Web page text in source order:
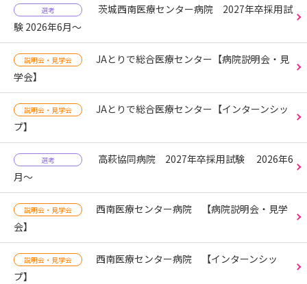
選考
茨城西南医療センター病院 2027年卒採用試
験 2026年6月～
説明会・見学会
JAとりで総合医療センター【病院説明会・見
学会】
説明会・見学会
JAとりで総合医療センター【インターンシッ
プ】
選考
高萩協同病院 2027年卒採用試験 2026年6
月～
説明会・見学会
西南医療センター病院 【病院説明会・見学
会】
説明会・見学会
西南医療センター病院 【インターンシッ
プ】